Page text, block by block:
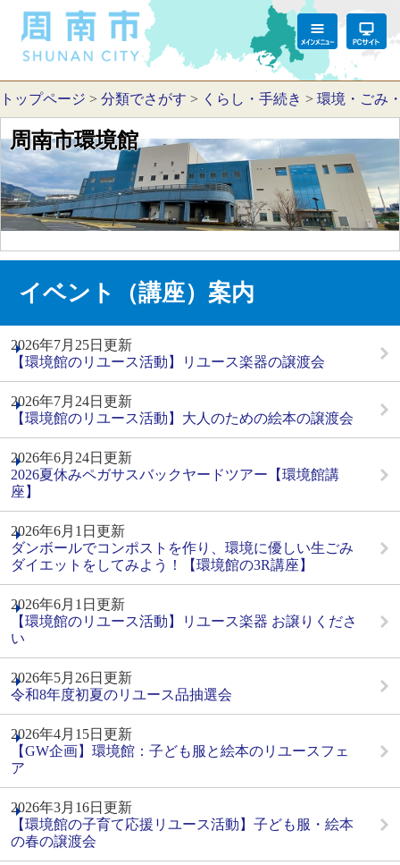
トップページ > 分類でさがす > くらし・手続き > 環境・ごみ
周南市環境館
イベント（講座）案内
2026年7月25日更新
【環境館のリユース活動】リユース楽器の譲渡会
2026年7月24日更新
【環境館のリユース活動】大人のための絵本の譲渡会
2026年6月24日更新
2026夏休みペガサスバックヤードツアー【環境館講
座】
2026年6月1日更新
ダンボールでコンポストを作り、環境に優しい生ごみ
ダイエットをしてみよう！【環境館の3R講座】
2026年6月1日更新
【環境館のリユース活動】リユース楽器 お譲りくださ
い
2026年5月26日更新
令和8年度初夏のリユース品抽選会
2026年4月15日更新
【GW企画】環境館：子ども服と絵本のリユースフェ
ア
2026年3月16日更新
【環境館の子育て応援リユース活動】子ども服・絵本
の春の譲渡会